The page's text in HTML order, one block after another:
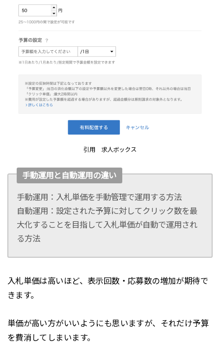
引用 求人ボックス
手動運用と自動運用の違い
手動運用：入札単価を手動管理で運用する方法
自動運用：設定された予算に対してクリック数を最
大化することを目指して入札単価が自動で運用され
る方法
入札単価は高いほど、表示回数・応募数の増加が期待で
きます。
単価が高い方がいいようにも思いますが、それだけ予算
を費消してしまいます。